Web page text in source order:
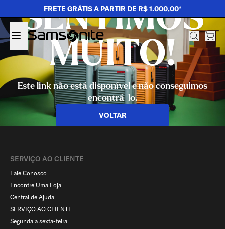
FRETE GRÁTIS A PARTIR DE R$ 1.000,00*
SENTIMOS
MUITO!
Este link não está disponível e não conseguimos
encontrá-lo.
VOLTAR
SERVIÇO AO CLIENTE​
Fale Conosco
Encontre Uma Loja
Central de Ajuda
SERVIÇO AO CLIENTE
Segunda a sexta-feira